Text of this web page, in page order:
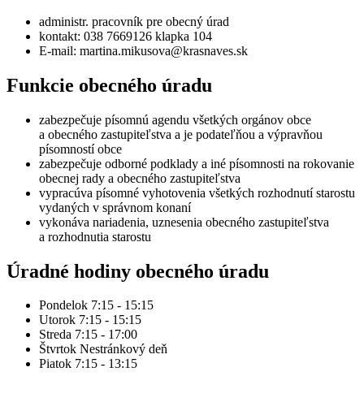
administr. pracovník pre obecný úrad
kontakt: 038 7669126 klapka 104
E-mail: martina.mikusova@krasnaves.sk
Funkcie obecného úradu
zabezpečuje písomnú agendu všetkých orgánov obce
a obecného zastupiteľstva a je podateľňou a výpravňou
písomností obce
zabezpečuje odborné podklady a iné písomnosti na rokovanie
obecnej rady a obecného zastupiteľstva
vypracúva písomné vyhotovenia všetkých rozhodnutí starostu
vydaných v správnom konaní
vykonáva nariadenia, uznesenia obecného zastupiteľstva
a rozhodnutia starostu
Úradné hodiny obecného úradu
Pondelok 7:15 - 15:15
Utorok 7:15 - 15:15
Streda 7:15 - 17:00
Štvrtok Nestránkový deň
Piatok 7:15 - 13:15